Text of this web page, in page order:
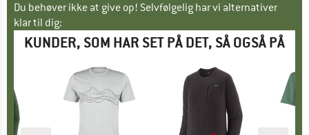
Du behøver ikke at give op! Selvfølgelig har vi alternativer
klar til dig:
KUNDER, SOM HAR SET PÅ DET, SÅ OGSÅ PÅ